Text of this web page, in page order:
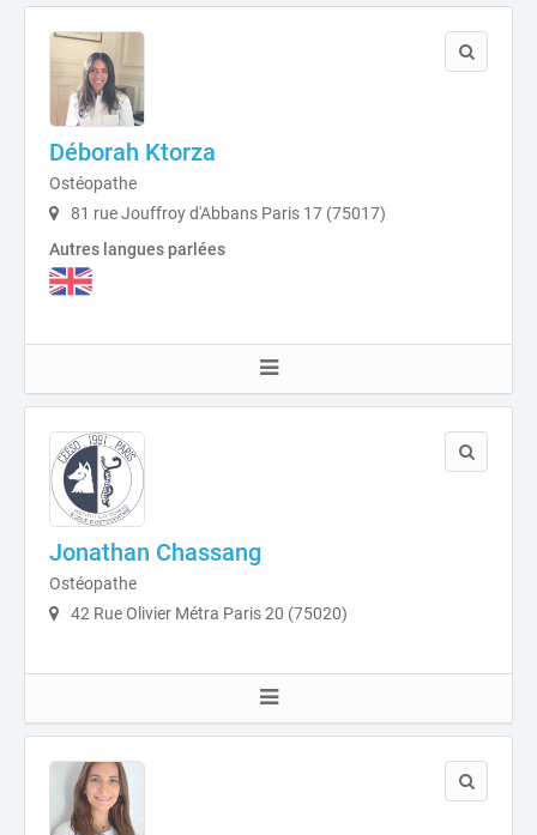
Déborah Ktorza
Ostéopathe
81 rue Jouffroy d'Abbans Paris 17 (75017)
Autres langues parlées
Jonathan Chassang
Ostéopathe
42 Rue Olivier Métra Paris 20 (75020)